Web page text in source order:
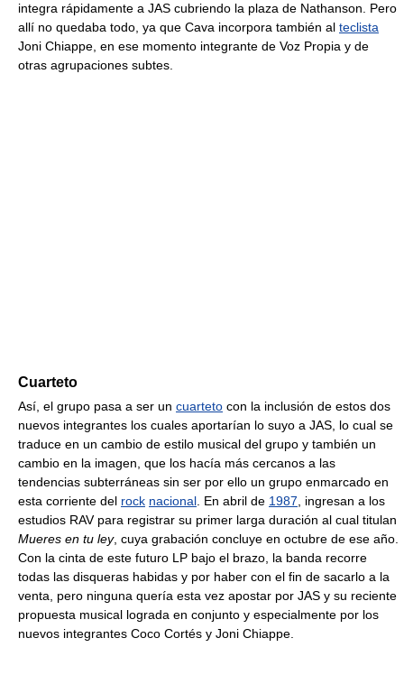
integra rápidamente a JAS cubriendo la plaza de Nathanson. Pero
allí no quedaba todo, ya que Cava incorpora también al teclista
Joni Chiappe, en ese momento integrante de Voz Propia y de
otras agrupaciones subtes.
Cuarteto
Así, el grupo pasa a ser un cuarteto con la inclusión de estos dos
nuevos integrantes los cuales aportarían lo suyo a JAS, lo cual se
traduce en un cambio de estilo musical del grupo y también un
cambio en la imagen, que los hacía más cercanos a las
tendencias subterráneas sin ser por ello un grupo enmarcado en
esta corriente del rock nacional . En abril de 1987 , ingresan a los
estudios RAV para registrar su primer larga duración al cual titulan
Mueres en tu ley, cuya grabación concluye en octubre de ese año.
Con la cinta de este futuro LP bajo el brazo, la banda recorre
todas las disqueras habidas y por haber con el fin de sacarlo a la
venta, pero ninguna quería esta vez apostar por JAS y su reciente
propuesta musical lograda en conjunto y especialmente por los
nuevos integrantes Coco Cortés y Joni Chiappe.